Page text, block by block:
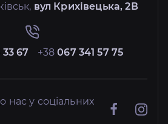
вул Крихівецька, 2В
67 +38067 341 57 75
нас у соціальних